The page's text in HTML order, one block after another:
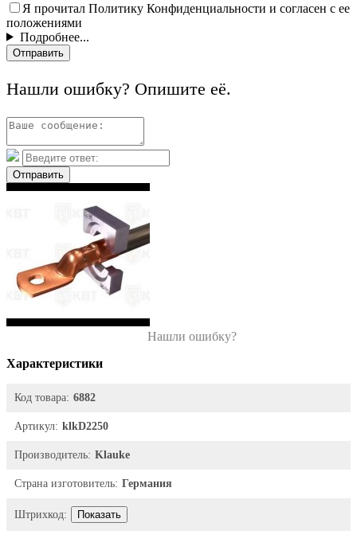
Я прочитал Политику Конфиденциальности и согласен с ее
положениями
Подробнее...
Отправить
Нашли ошибку? Опишите её.
Отправить
Нашли ошибку?
Характеристики
Код товара: 6882
Артикул: klkD2250
Производитель: Klauke
Страна изготовитель: Германия
Штрихкод: Показать